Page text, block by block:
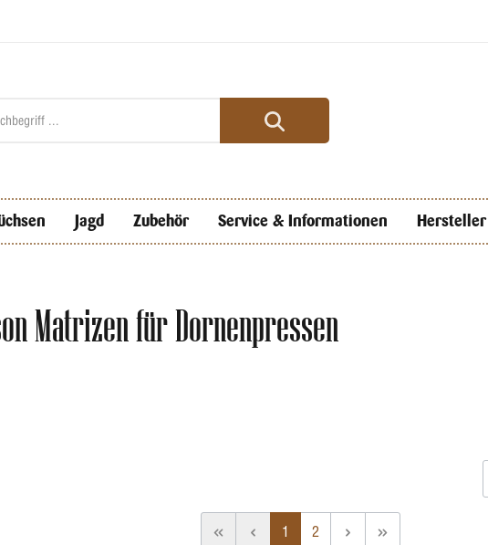
Jagd Zubehör Service & Informationen Hersteller
Matrizen für Dornenpressen
1 2